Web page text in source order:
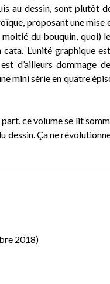
au dessin, sont plutôt
proposant une mise
du bouquin, quoi)
L’unité graphique
d’ailleurs dommage
mini série en quatre
ce volume se lit
Ça ne
2018)